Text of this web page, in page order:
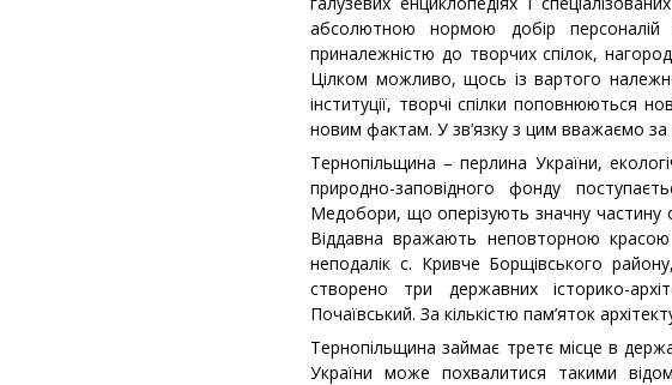
абсолютною нормою добір
приналежністю до творчих спілок,
Цілком можливо, щось із вартого
інституції, творчі спілки поповнюються
новим фактам. У зв’язку з цим вважаємо за
Тернопільщина – перлина України,
природно-заповідного фонду
Медобори, що оперізують значну частину
Віддавна вражають неповторною красою
неподалік с. Кривче Борщівського
створено три державних історико-
Почаївський. За кількістю пам’яток
Тернопільщина займає третє місце в
України може похвалитися такими